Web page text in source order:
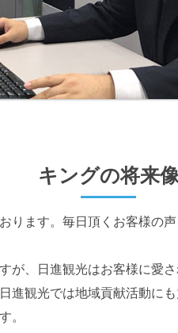
キングの将来
ります。毎日頂くお客様の
が、日進観光はお客様に愛
進観光では地域貢献活動に
。